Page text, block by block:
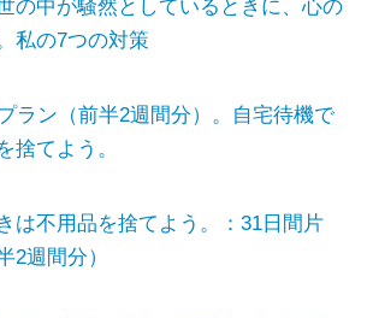
の中が騒然としているときに、心の
私の7つの対策
ラン（前半2週間分）。自宅待機で
捨てよう。
は不用品を捨てよう。：31日間片
2週間分）